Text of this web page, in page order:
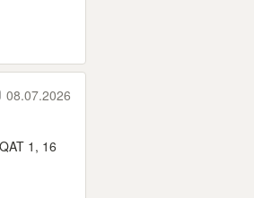
08.07.2026
1, 16